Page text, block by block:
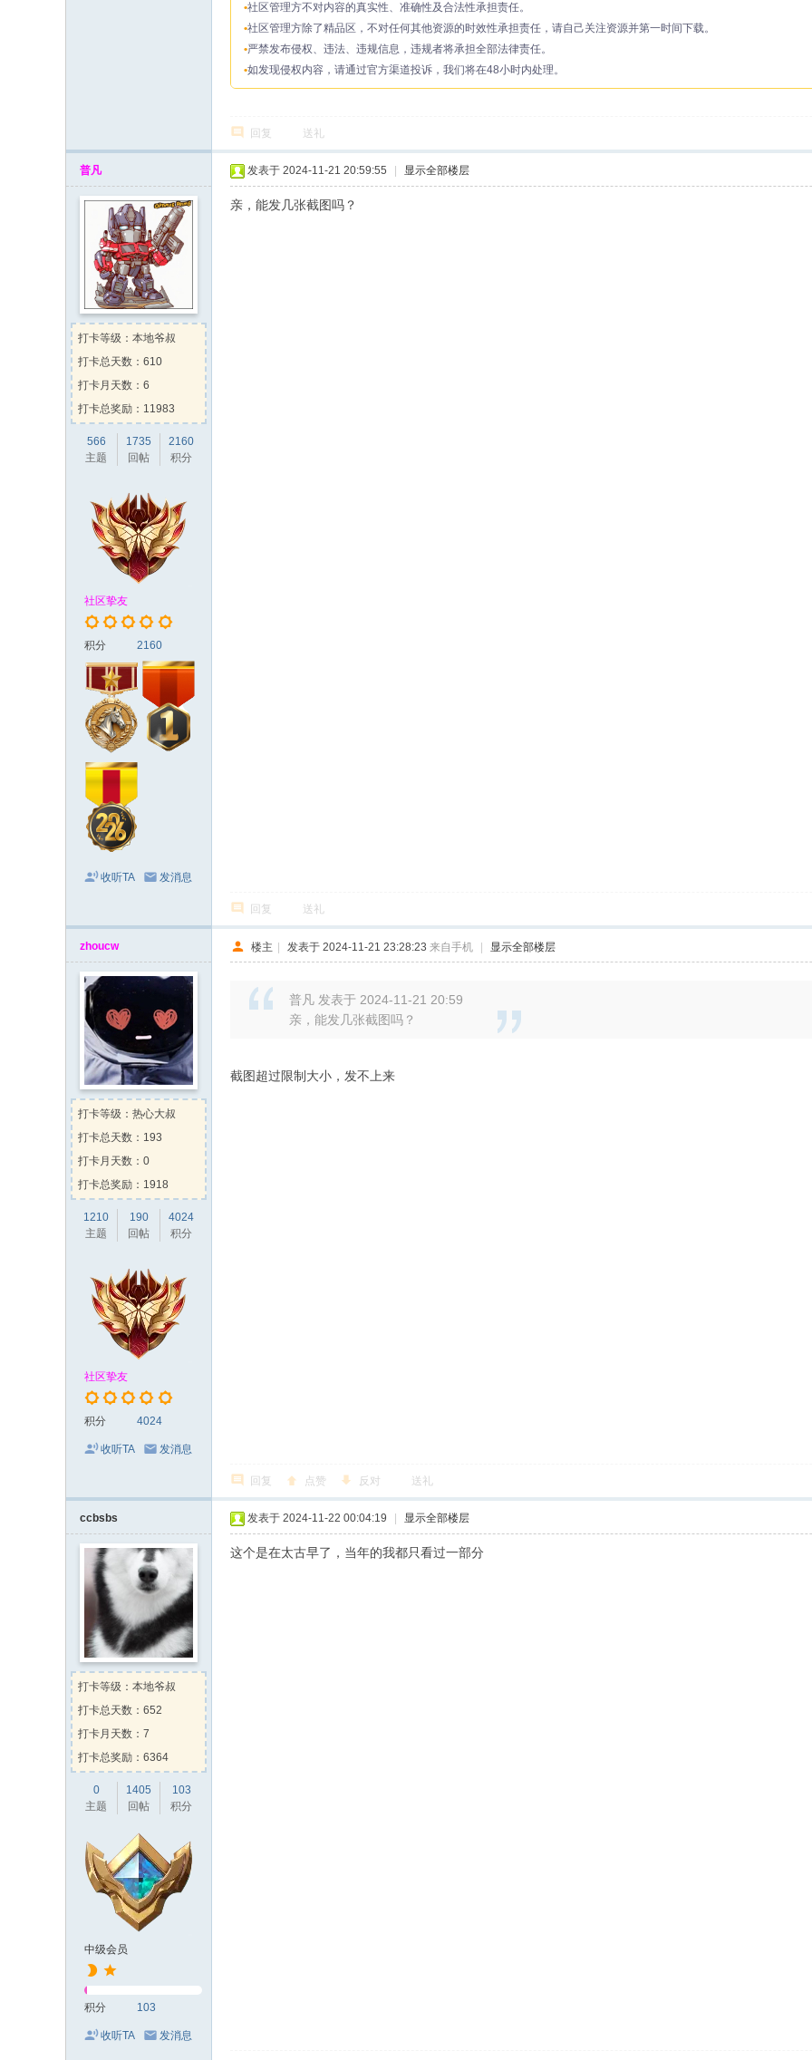
社区管理方不对内容的真实性、准确性及合法性承担责任。
社区管理方除了精品区，不对任何其他资源的时效性承担责任，请自己关注资源并第一时间下载。
严禁发布侵权、违法、违规信息，违规者将承担全部法律责任。
如发现侵权内容，请通过官方渠道投诉，我们将在48小时内处理。
回复 送礼
普凡
打卡等级：本地爷叔
打卡总天数：610
打卡月天数：6
打卡总奖励：11983
566
主题
1735
回帖
2160
积分
社区挚友
积分 2160
收听TA 发消息
发表于 2024-11-21 20:59:55 显示全部楼层
亲，能发几张截图吗？
回复 送礼
zhoucw
打卡等级：热心大叔
打卡总天数：193
打卡月天数：0
打卡总奖励：1918
1210
主题
190
回帖
4024
积分
社区挚友
积分 4024
收听TA 发消息
楼主 | 发表于 2024-11-21 23:28:23 来自手机 | 显示全部楼层
普凡 发表于 2024-11-21 20:59
亲，能发几张截图吗？
截图超过限制大小，发不上来
回复 点赞 反对 送礼
ccbsbs
打卡等级：本地爷叔
打卡总天数：652
打卡月天数：7
打卡总奖励：6364
0
主题
1405
回帖
103
积分
中级会员
积分 103
收听TA 发消息
发表于 2024-11-22 00:04:19 显示全部楼层
这个是在太古早了，当年的我都只看过一部分